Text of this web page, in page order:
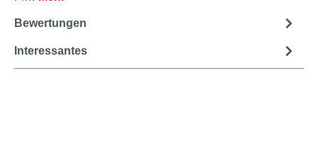
Bewertungen
Interessantes